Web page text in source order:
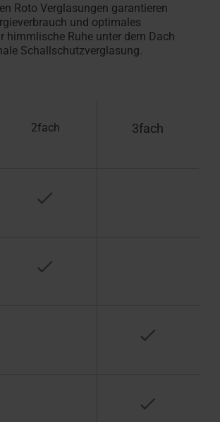
Roto Verglasungen garantieren
und optimales
himmlische Ruhe unter dem Dach
Schallschutzverglasung.
2fach 3fach